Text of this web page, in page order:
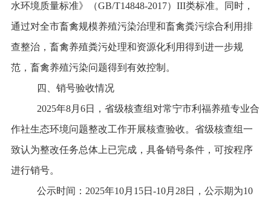
水环境质量标准》（GB/T14848-2017） III类标准。同时，
通过对全市畜禽规模养殖污染治理和畜禽粪污综合利用排
查整治，畜禽养殖粪污处理和资源化利用得到进一步规
范，畜禽养殖污染问题得到有效控制。
四、销号验收情况
2025年8月 6日，省级核查组对常宁市利福养殖专业合
作社生态环境问题整改工作开展核查验收。省级核查组一
致认为整改任务总体上已完成，具备销号条件，可按程序
进行销号。
公示时间： 2025年10月15日 -10月28日，公示期为10